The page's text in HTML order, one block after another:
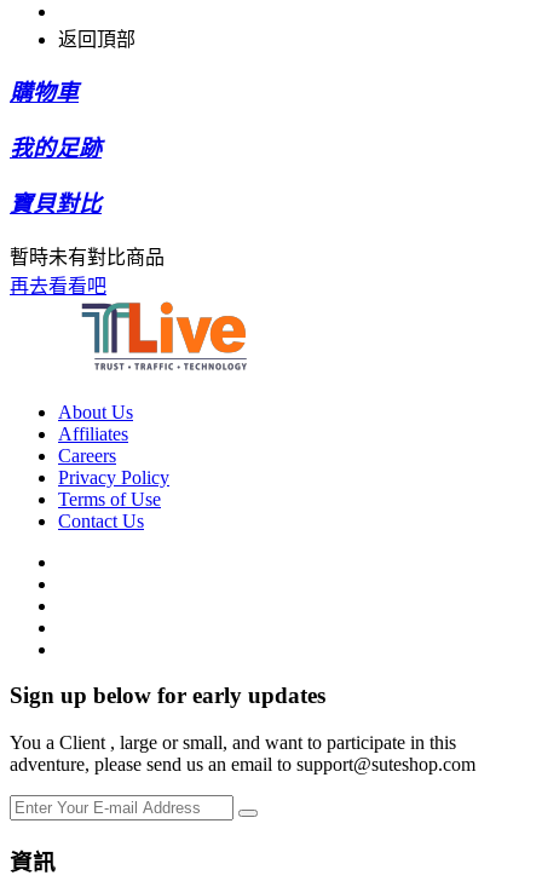
返回頂部
購物車
我的足跡
寶貝對比
暫時未有對比商品
再去看看吧
About Us
Affiliates
Careers
Privacy Policy
Terms of Use
Contact Us
Sign up below for early updates
You a Client , large or small, and want to participate in this
adventure, please send us an email to support@suteshop.com
資訊